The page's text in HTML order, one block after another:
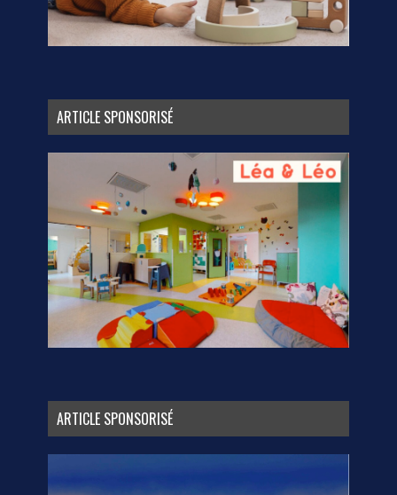
ARTICLE SPONSORISÉ
ARTICLE SPONSORISÉ